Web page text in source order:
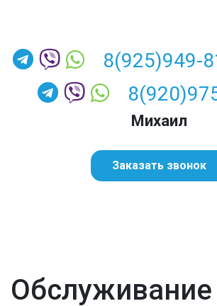
8(925)949-
Михаил
Заказать звонок
Обслуживание